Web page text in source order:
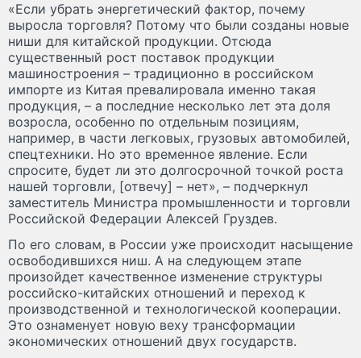
«Если убрать энергетический фактор, почему
выросла торговля? Потому что были созданы новые
ниши для китайской продукции. Отсюда
существенный рост поставок продукции
машиностроения – традиционно в российском
импорте из Китая превалировала именно такая
продукция, – а последние несколько лет эта доля
возросла, особенно по отдельным позициям,
например, в части легковых, грузовых автомобилей,
спецтехники. Но это временное явление. Если
спросите, будет ли это долгосрочной точкой роста
нашей торговли, [отвечу] – нет», – подчеркнул
заместитель Министра промышленности и торговли
Российской Федерации Алексей Груздев.
По его словам, в России уже происходит насыщение
освободившихся ниш. А на следующем этапе
произойдет качественное изменение структуры
российско-китайских отношений и переход к
производственной и технологической кооперации.
Это ознаменует новую веху трансформации
экономических отношений двух государств.